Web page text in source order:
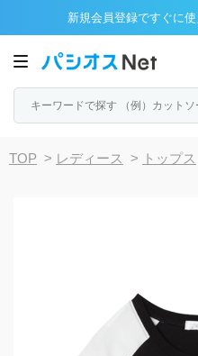
新規会員登録ですぐに
TOP > レディース > トップス